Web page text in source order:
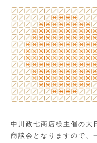
中川政七商店様主催の大
商談会となりますので、